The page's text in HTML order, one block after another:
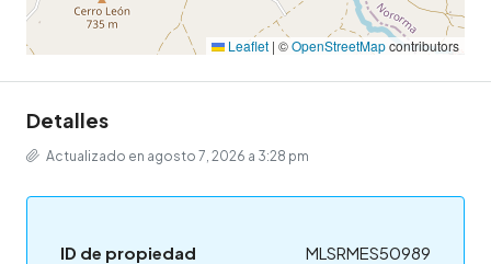
Leaflet | ©OpenStreetMapcontributors
Detalles
Actualizado en agosto 7, 2026 a 3:28 pm
ID de propiedad MLSRMES50989